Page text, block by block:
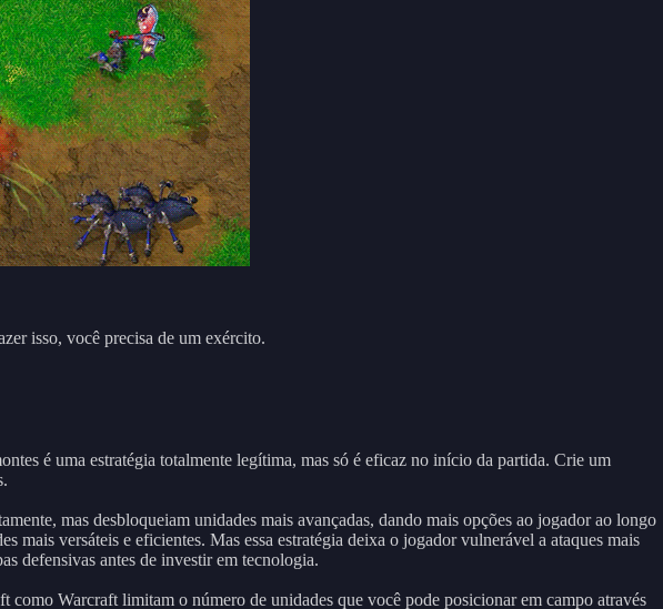
isso, você precisa de um exército.
é uma estratégia totalmente legítima, mas só é eficaz no início da partida. Crie um
mas desbloqueiam unidades mais avançadas, dando mais opções ao jogador ao longo
mais versáteis e eficientes. Mas essa estratégia deixa o jogador vulnerável a ataques mais
defensivas antes de investir em tecnologia.
Warcraft limitam o número de unidades que você pode posicionar em campo através